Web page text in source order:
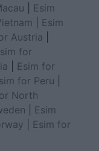
Esim
Esim
Austria
for
Esim for
for Peru
North
Esim
Esim for